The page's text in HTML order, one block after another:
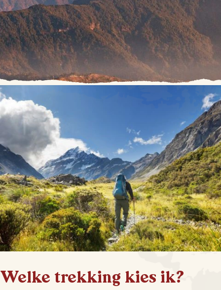
Welke trekking kies ik?